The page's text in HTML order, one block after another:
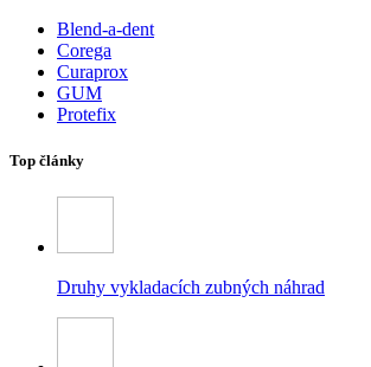
Blend-a-dent
Corega
Curaprox
GUM
Protefix
Top články
Druhy vykladacích zubných náhrad